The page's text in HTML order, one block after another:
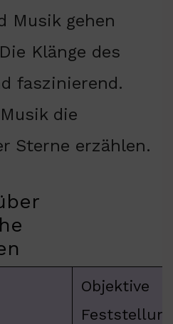
Musik gehen
Klänge des
faszinierend.
die
Sterne erzählen.
Objektive